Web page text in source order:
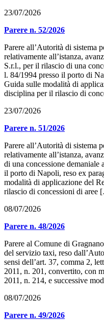
23/07/2026
Parere n. 52/2026
Parere all’Autorità di sistema
relativamente all’istanza,
S.r.l., per il rilascio di una
l. 84/1994 presso il porto di
Guida sulle modalità di
disciplina per il rilascio di
23/07/2026
Parere n. 51/2026
Parere all’Autorità di sistema
relativamente all’istanza,
di una concessione demaniale
il porto di Napoli, reso ex
modalità di applicazione del
rilascio di concessioni di
08/07/2026
Parere n. 48/2026
Parere al Comune di
del servizio taxi, reso
sensi dell’art. 37, comma 2,
2011, n. 201, convertito, con
2011, n. 214, e successive
08/07/2026
Parere n. 49/2026